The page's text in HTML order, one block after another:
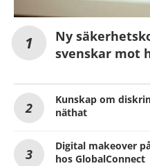
Ny
svenskar mot
Kunskap om
näthat
Digital makeover
hos GlobalConnect